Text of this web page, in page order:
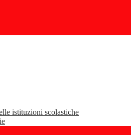
istituzioni scolastiche